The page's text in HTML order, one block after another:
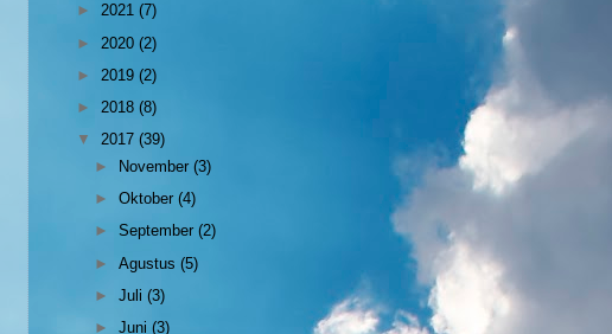
► 2021 (7)
► 2020 (2)
► 2019 (2)
► 2018 (8)
▼ 2017 (39)
►
November(3)
►Oktober(4)
►September(2)
►Agustus(5)
►Juli(3)
►Juni(3)